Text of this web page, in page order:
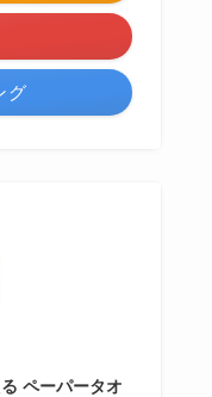
グ
ペーパータオ